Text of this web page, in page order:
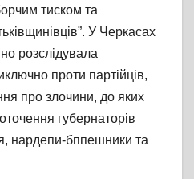
тиском та
У Черкасах
розслідувала
проти партійців,
про злочини, до яких
губернаторів
нардепи-бппешники та